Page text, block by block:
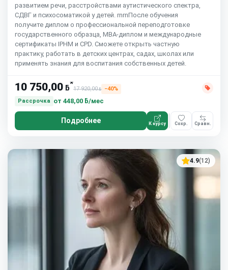
развитием речи, расстройствами аутистического спектра,
СДВГ и психосоматикой у детей. rnrnПосле обучения
получите диплом о профессиональной переподготовке
государственного образца, MBA-диплом и международные
сертификаты IPHM и CPD. Сможете открыть частную
практику, работать в детских центрах, садах, школах или
применять знания для воспитания собственных детей.
10 750,00 ƃ*
17 920,00ƃ
−40%
Рассрочка
от 448,00 ƃ/мес
Подробнее К курсу Сохр. Сравн.
4.9(12)